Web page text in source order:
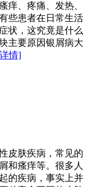
痒、疼痛、发热、
些患者在日常生活
状，这究竟是什么
主要原因银屑病大
情]
皮肤疾病，常见的
和瘙痒等。很多人
的疾病，事实上并